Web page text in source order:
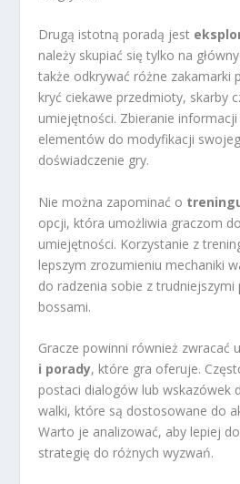
Drugą istotną poradą jest
należy skupiać się tylko na
także odkrywać różne zakamarki
kryć ciekawe przedmioty, skarby
umiejętności. Zbieranie
elementów do modyfikacji
doświadczenie gry.
Nie można zapominać o
opcji, która umożliwia graczom
umiejętności. Korzystanie z
lepszym zrozumieniu mechaniki
do radzenia sobie z trudniejszymi
bossami.
Gracze powinni również zwracać
i porady, które gra oferuje.
postaci dialogów lub wskazówek
walki, które są dostosowane do
Warto je analizować, aby lepiej
strategię do różnych wyzwań.